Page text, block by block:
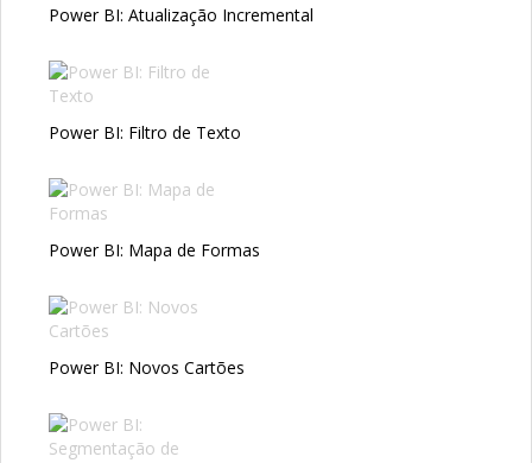
Power BI: Atualização Incremental
Power BI: Filtro de Texto
Power BI: Mapa de Formas
Power BI: Novos Cartões